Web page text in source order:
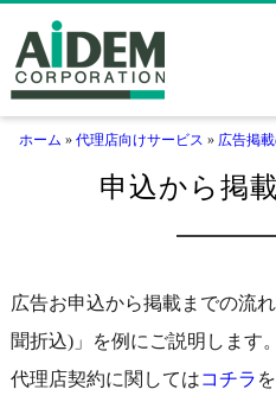
ホーム
企業向けサービス
会社情報
保険サービス
ホーム » 代理店向けサービス » 広告掲
申込から掲
広告お申込から掲載までの流
聞折込)」を例にご説明します。
代理店契約に関してはコチラ